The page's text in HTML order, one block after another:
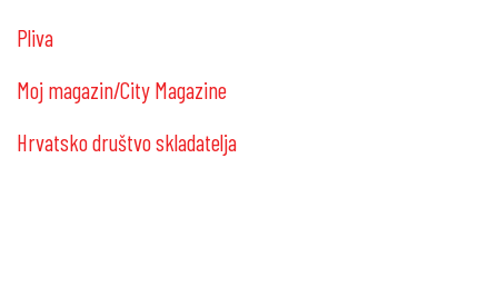
Pliva
Moj magazin/City Magazine
Hrvatsko društvo skladatelja